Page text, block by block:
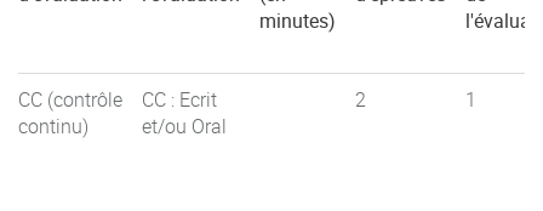
minutes)
CC (contrôle
continu)
CC : Ecrit
et/ou Oral
2 1